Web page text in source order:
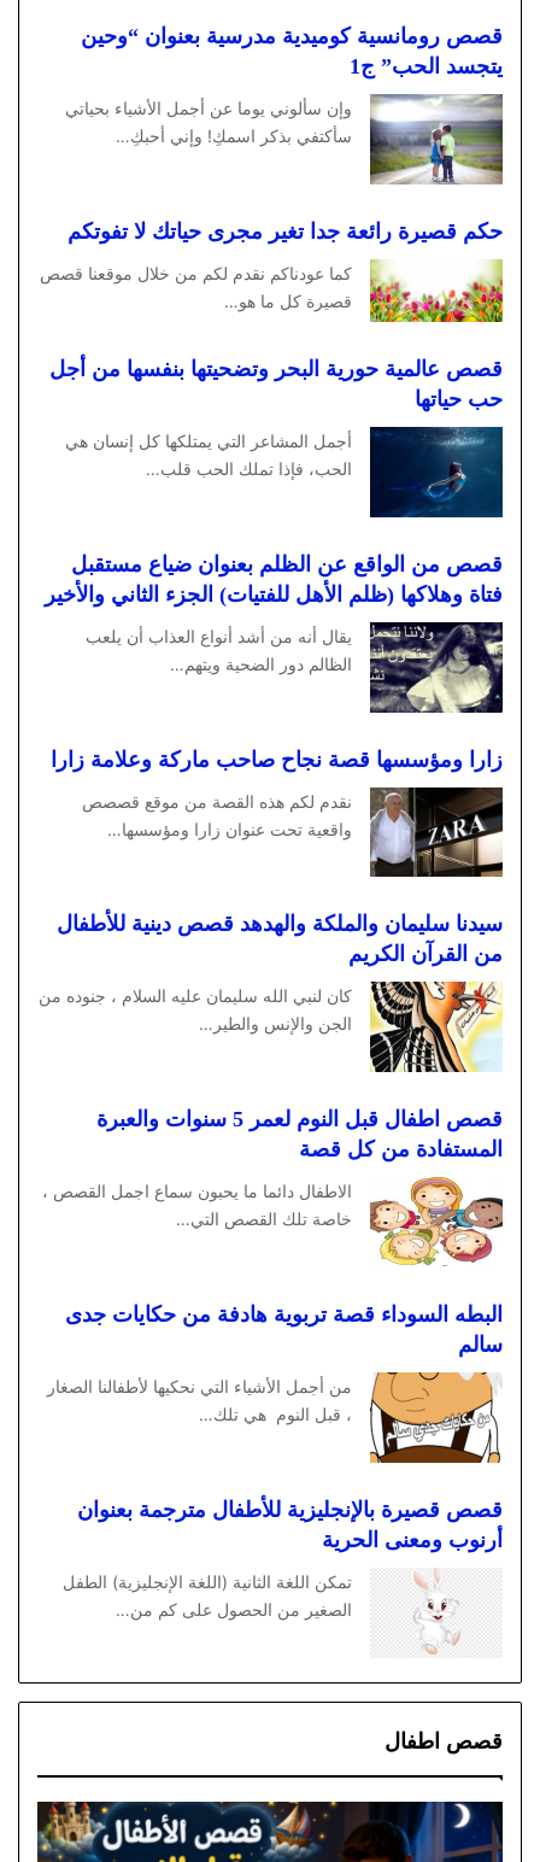
قصص رومانسية كوميدية مدرسية بعنوان “وحين
يتجسد الحب” ج1
وإن سألوني يوما عن أجمل الأشياء بحياتي
سأكتفي بذكر اسمكِ! وإني أحبكِ…
حكم قصيرة رائعة جدا تغير مجرى حياتك لا تفوتكم
كما عودناكم نقدم لكم من خلال موقعنا قصص
قصيرة كل ما هو…
قصص عالمية حورية البحر وتضحيتها بنفسها من أجل
حب حياتها
أجمل المشاعر التي يمتلكها كل إنسان هي
الحب، فإذا تملك الحب قلب…
قصص من الواقع عن الظلم بعنوان ضياع مستقبل
فتاة وهلاكها (ظلم الأهل للفتيات) الجزء الثاني والأخير
يقال أنه من أشد أنواع العذاب أن يلعب
الظالم دور الضحية ويتهم…
زارا ومؤسسها قصة نجاح صاحب ماركة وعلامة زارا
نقدم لكم هذه القصة من موقع قصصص
واقعية تحت عنوان زارا ومؤسسها…
سيدنا سليمان والملكة والهدهد قصص دينية للأطفال
من القرآن الكريم
كان لنبي الله سليمان عليه السلام ، جنوده من
الجن والإنس والطير…
قصص اطفال قبل النوم لعمر 5 سنوات والعبرة
المستفادة من كل قصة
الاطفال دائما ما يحبون سماع اجمل القصص ،
خاصة تلك القصص التي…
البطه السوداء قصة تربوية هادفة من حكايات جدى
سالم
من أجمل الأشياء التي نحكيها لأطفالنا الصغار
، قبل النوم هي تلك…
قصص قصيرة بالإنجليزية للأطفال مترجمة بعنوان
أرنوب ومعنى الحرية
تمكن اللغة الثانية (اللغة الإنجليزية) الطفل
الصغير من الحصول على كم من…
قصص اطفال